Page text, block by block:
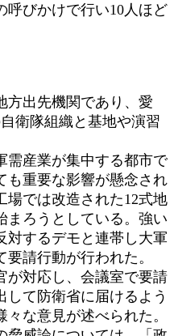
呼びかけで行い10人ほど
出先機関であり、愛
衛隊組織と基地や演習
産業が集中する都市で
も重要な影響が懸念され
場では改造された12式地
まろうとしている。強い
対するデモと連帯し大軍
請行動が行われた。
対応し、会議室で要請
て防衛省に届けるよう
な意見が述べられた。